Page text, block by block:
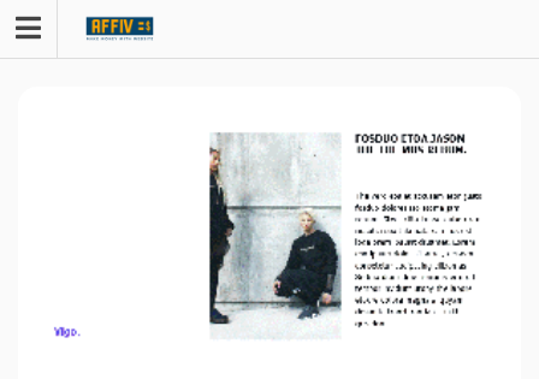
saltar
contenido